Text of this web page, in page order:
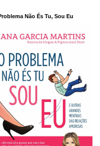
Não És Tu, Sou Eu